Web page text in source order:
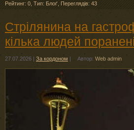
Рейтинг: 0 Тип: Блоґ Переглядів: 43
Стрілянина на
кілька людей поранені
27.07.2026 | За кордоном | Автор: Web admin